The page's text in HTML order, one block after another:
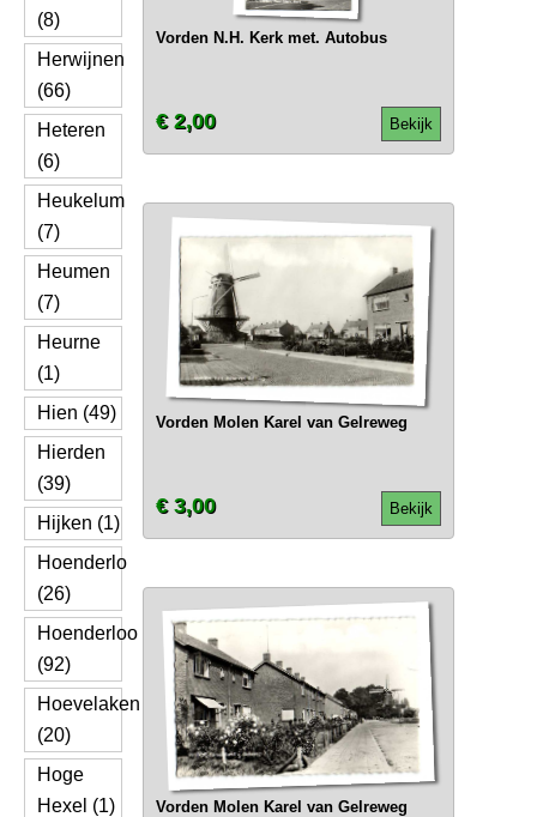
(8)
Herwijnen
(66)
Heteren
(6)
Heukelum
(7)
Heumen
(7)
Heurne
(1)
Hien (49)
Hierden
(39)
Hijken (1)
Hoenderlo
(26)
Hoenderloo
(92)
Hoevelaken
(20)
Hoge
Hexel (1)
Vorden N.H. Kerk met. Autobus
Bekijk
€ 2,00
Vorden Molen Karel van Gelreweg
Bekijk
€ 3,00
Vorden Molen Karel van Gelreweg